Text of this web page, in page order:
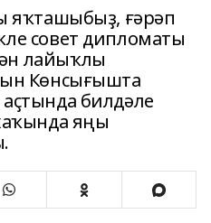
яҡташыбыҙ, ғәрәп
совет дипломаты
лайыҡлы
Көнсығышта
билдәле
яңы